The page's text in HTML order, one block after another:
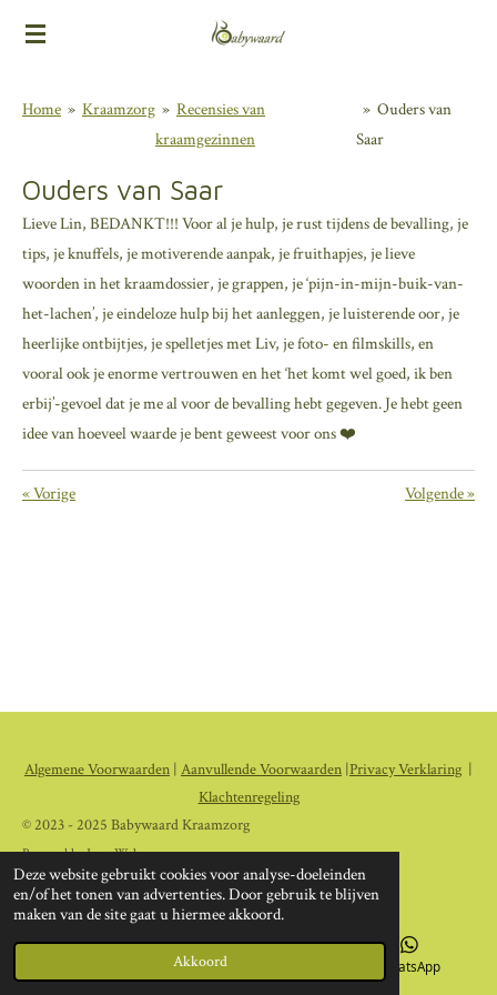
Deze website gebruikt cookies voor analyse-doeleinden
en/of het tonen van advertenties. Door gebruik te blijven
maken van de site gaat u hiermee akkoord.
Akkoord
Ga
deHome » Kraamzorg » Recensies van
kraamgezinnen
» Ouders van
Saar
Ouders van Saar
Lieve Lin, BEDANKT!!! Voor al je hulp, je rust tijdens de bevalling, je
tips, je knuffels, je motiverende aanpak, je fruithapjes, je lieve
woorden in het kraamdossier, je grappen, je ‘pijn-in-mijn-buik-van-
het-lachen’, je eindeloze hulp bij het aanleggen, je luisterende oor, je
heerlijke ontbijtjes, je spelletjes met Liv, je foto- en filmskills, en
vooral ook je enorme vertrouwen en het ‘het komt wel goed, ik ben
erbij’-gevoel dat je me al voor de bevalling hebt gegeven. Je hebt geen
idee van hoeveel waarde je bent geweest voor ons ❤️
«Vorige Volgende»
Algemene Voorwaarden | Aanvullende Voorwaarden |Privacy Verklaring |
Klachtenregeling
© 2023 - 2025 Babywaard Kraamzorg
Powered byJouwWeb
Instagram WhatsApp